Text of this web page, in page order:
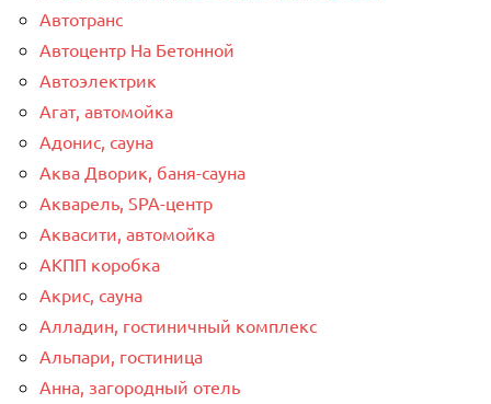
Автотранс
Автоцентр На Бетонной
Автоэлектрик
Агат, автомойка
Адонис, сауна
Аква Дворик, баня-сауна
Акварель, SPA-центр
Аквасити, автомойка
АКПП коробка
Акрис, сауна
Алладин, гостиничный комплекс
Альпари, гостиница
Анна, загородный отель